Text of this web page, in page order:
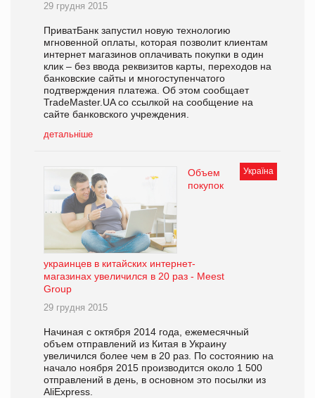
29 грудня 2015
ПриватБанк запустил новую технологию
мгновенной оплаты, которая позволит клиентам
интернет магазинов оплачивать покупки в один
клик – без ввода реквизитов карты, переходов на
банковские сайты и многоступенчатого
подтверждения платежа. Об этом сообщает
TradeMaster.UA со ссылкой на сообщение на
сайте банковского учреждения.
детальніше
Україна
Объем
покупок
украинцев в китайских интернет-
магазинах увеличился в 20 раз - Meest
Group
29 грудня 2015
Начиная с октября 2014 года, ежемесячный
объем отправлений из Китая в Украину
увеличился более чем в 20 раз. По состоянию на
начало ноября 2015 производится около 1 500
отправлений в день, в основном это посылки из
AliExpress.